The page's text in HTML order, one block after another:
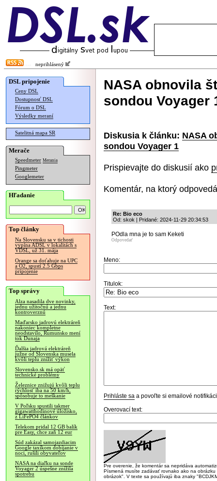
neprihlásený
DSL pripojenie
Ceny DSL
Dostupnosť DSL
Fórum o DSL
Výsledky meraní
Satelitná mapa SR
Merače
Speedmeter Merania
Pingmeter
Googlemeter
Hľadanie
Top články
Na Slovensku sa v tichosti
vypína ADSL v lokalitách s
VDSL, už 31. mája
Orange sa doťahuje na UPC
a O2, spustí 2.5 Gbps
pripojenie
Top správy
Alza nasadila dve novinky,
jednu užitočnú a jednu
kontroverznú
Maďarsko jadrovú elektráreň
nakoniec kompletne
neodstavilo, Rumunsko mení
tok Dunaja
Ďalšia jadrová elektráreň
južne od Slovenska musela
kvôli teplu znížiť výkon
Slovensko.sk má opäť
technické problémy
Železnice znižujú kvôli teplu
rýchlosť iba na 50 km/h,
spôsobuje to meškanie
V Poľsku spustili takmer
gigawatthodinové úložisko,
z LiFePO4 článkov
Telekom pridal 12 GB balík
pre Easy, chce zaň 12 eur
Súd zakázal samojazdiacim
Google taxíkom dobíjanie v
noci, rušili obyvateľov
NASA na diaľku na sonde
Voyager 2 úspešne znížila
spotrebu
NASA obnovila
sondou Voyager
Diskusia k článku: NASA
sondou Voyager 1
Prispievajte do diskusií ako
Komentár, na ktorý
Re: Bio eco
Od: skok | Pridané: 2024-11-29 20:34:53
POdla mna je to sam Keketi
Odpovedať
Meno:
Titulok:
Text:
Prihláste sa a povoľte si emailové
Overovací text:
Pre overenie, že komentár sa nepridáva
Písmená musíte zadávať rovnako ako na
obrázok". V texte sa používajú iba znaky